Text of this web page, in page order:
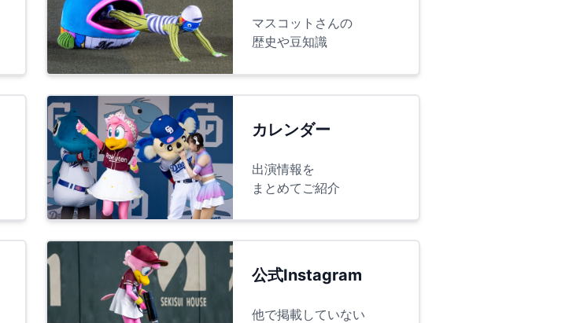
マスコットさんの
歴史や豆知識
カレンダー
出演情報を
まとめてご紹介
公式Instagram
他で掲載していない